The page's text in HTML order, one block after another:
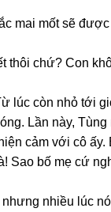
mai mốt ѕẽ
thôi chứ? Con
lúc còn nhỏ tới
Lần này,
cảm với cô
Sao bố mẹ cứ
nhiều lúc